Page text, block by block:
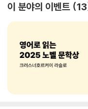
이 분야의 이벤트 13